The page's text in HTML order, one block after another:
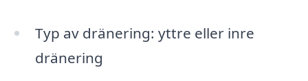
Typ av dränering: yttre eller inre
dränering